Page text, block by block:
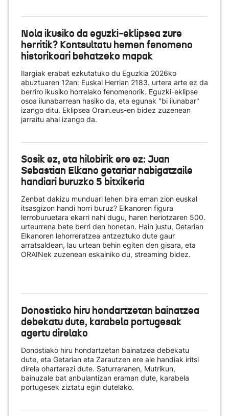
Nola ikusiko da eguzki-eklipsea zure
herritik? Kontsultatu hemen fenomeno
historikoari behatzeko mapak
Ilargiak erabat ezkutatuko du Eguzkia 2026ko
abuztuaren 12an: Euskal Herrian 2183. urtera arte ez da
berriro ikusiko horrelako fenomenorik. Eguzki-eklipse
osoa ilunabarrean hasiko da, eta egunak "bi ilunabar"
izango ditu. Eklipsea Orain.eus-en bidez zuzenean
jarraitu ahal izango da.
Sosik ez, eta hilobirik ere ez: Juan
Sebastian Elkano getariar nabigatzaile
handiari buruzko 5 bitxikeria
Zenbat dakizu munduari lehen bira eman zion euskal
itsasgizon handi horri buruz? Elkanoren figura
lerroburuetara ekarri nahi dugu, haren heriotzaren 500.
urteurrena bete berri den honetan. Hain justu, Getarian
Elkanoren lehorreratzea antzeztuko dute gaur
arratsaldean, lau urtean behin egiten den gisara, eta
ORAINek zuzenean eskainiko du, streaming bidez.
Donostiako hiru hondartzetan bainatzea
debekatu dute, karabela portugesak
agertu direlako
Donostiako hiru hondartzetan bainatzea debekatu
dute, eta Getarian eta Zarautzen ere ale handiak iritsi
direla ohartarazi dute. Saturraranen, Mutrikun,
bainuzale bat anbulantizan eraman dute, karabela
portugesek ziztatu egin dutelako.